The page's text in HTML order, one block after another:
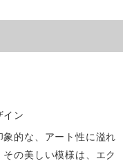
ン
的な、アート性に溢れ
の美しい模様は、エク